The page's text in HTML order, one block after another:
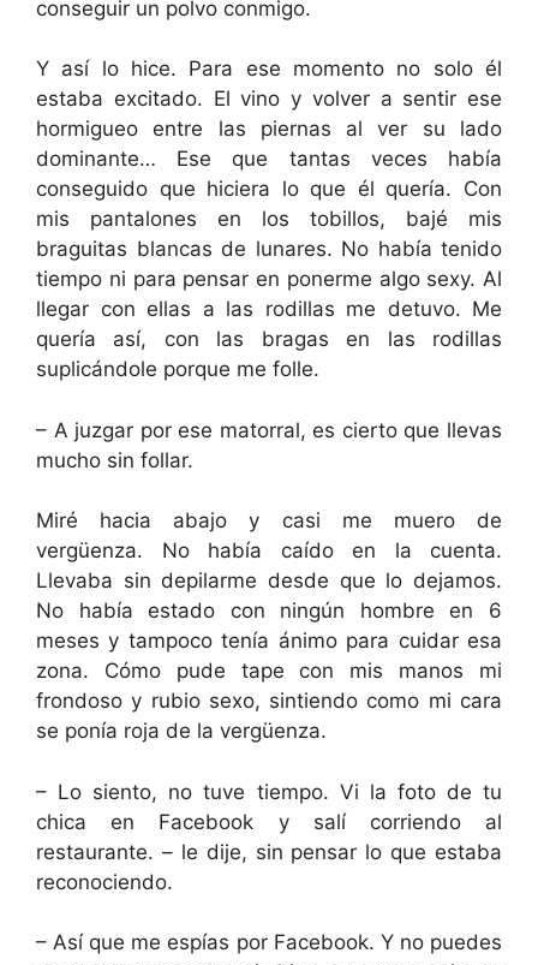
conseguir un polvo conmigo.
Y así lo hice. Para ese momento no solo él
estaba excitado. El vino y volver a sentir ese
hormigueo entre las piernas al ver su lado
dominante… Ese que tantas veces había
conseguido que hiciera lo que él quería. Con
mis pantalones en los tobillos, bajé mis
braguitas blancas de lunares. No había tenido
tiempo ni para pensar en ponerme algo sexy. Al
llegar con ellas a las rodillas me detuvo. Me
quería así, con las bragas en las rodillas
suplicándole porque me folle.
– A juzgar por ese matorral, es cierto que llevas
mucho sin follar.
Miré hacia abajo y casi me muero de
vergüenza. No había caído en la cuenta.
Llevaba sin depilarme desde que lo dejamos.
No había estado con ningún hombre en 6
meses y tampoco tenía ánimo para cuidar esa
zona. Cómo pude tape con mis manos mi
frondoso y rubio sexo, sintiendo como mi cara
se ponía roja de la vergüenza.
– Lo siento, no tuve tiempo. Vi la foto de tu
chica en Facebook y salí corriendo al
restaurante. – le dije, sin pensar lo que estaba
reconociendo.
– Así que me espías por Facebook. Y no puedes